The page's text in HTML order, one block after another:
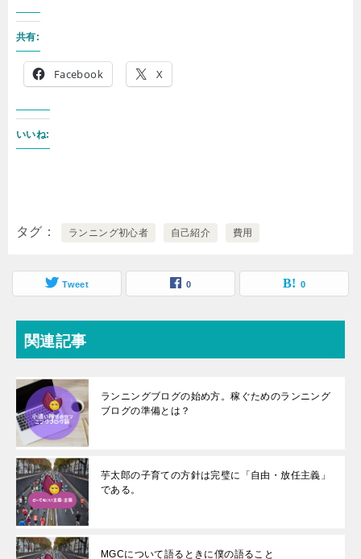
共有:
Facebook X
いいね:
タグ ランニング初心者 自己紹介 費用
Tweet 0 0
関連記事
ランニングブログの始め方。稼ぐためのランニング
ブログの準備とは？
芋太郎の子育ての方針は完璧に「自由・放任主義」
である。
MGCについて語るときに僕の語ること